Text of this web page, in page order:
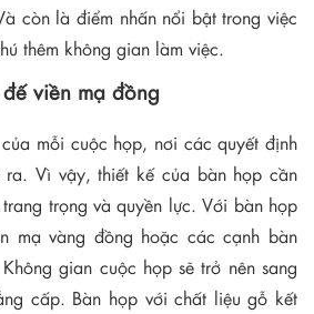
còn là điểm nhấn nổi bật trong việc
thêm không gian làm việc.
viền mạ đồng
mỗi cuộc họp, nơi các quyết định
ra. Vì vậy, thiết kế của bàn họp cần
trọng và quyền lực. Với bàn họp
mạ vàng đồng hoặc các cạnh bàn
gian cuộc họp sẽ trở nên sang
cấp. Bàn họp với chất liệu gỗ kết